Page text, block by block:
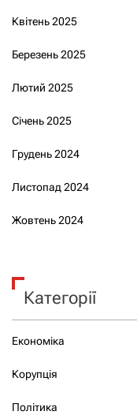
Квітень 2025
Березень 2025
Лютий 2025
Січень 2025
Грудень 2024
Листопад 2024
Жовтень 2024
Категорії
Економіка
Корупція
Політика